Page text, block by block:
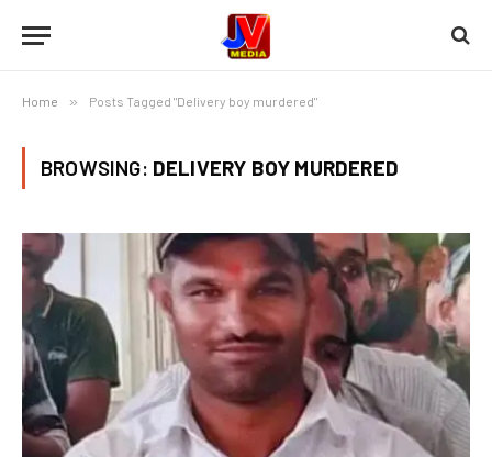
Home » Posts Tagged "Delivery boy murdered"
BROWSING: DELIVERY BOY MURDERED